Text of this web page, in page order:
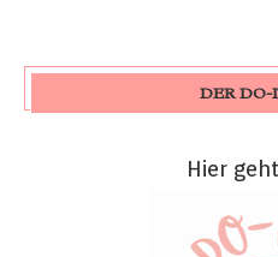
DER DO-
Hier